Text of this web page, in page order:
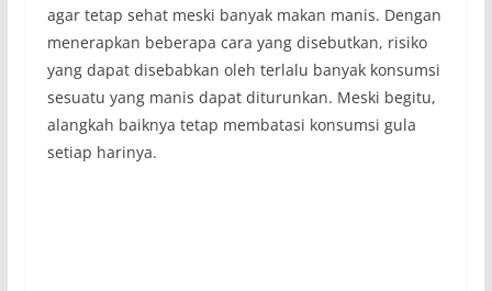
agar tetap sehat meski banyak makan manis. Dengan
menerapkan beberapa cara yang disebutkan, risiko
yang dapat disebabkan oleh terlalu banyak konsumsi
sesuatu yang manis dapat diturunkan. Meski begitu,
alangkah baiknya tetap membatasi konsumsi gula
setiap harinya.